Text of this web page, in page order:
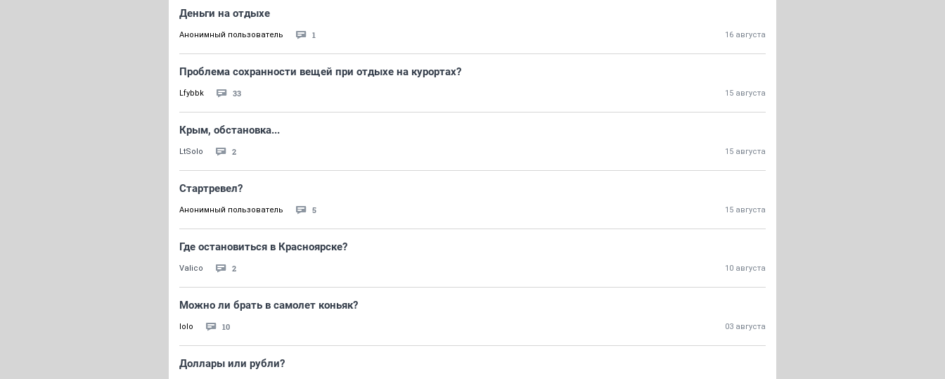
Деньги на отдыхе
Анонимный пользователь 1 16 августа
Проблема сохранности вещей при отдыхе на курортах?
Lfybbk 33 15 августа
Крым, обстановка...
LtSolo 2 15 августа
Стартревел?
Анонимный пользователь 5 15 августа
Где остановиться в Красноярске?
Valico 2 10 августа
Можно ли брать в самолет коньяк?
lolo 10 03 августа
Доллары или рубли?